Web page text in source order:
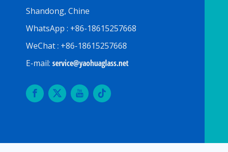
Shandong, Chine
WhatsApp : +86-18615257668
WeChat : +86-18615257668
E-mail: service@yaohuaglass.net